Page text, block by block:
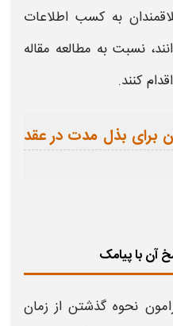
به کسب اطلاعات
نسبت به مطالعه مقاله
کنند.
برای بذل مدت در عقد
با پیامک
نحوه گذشتن از زمان